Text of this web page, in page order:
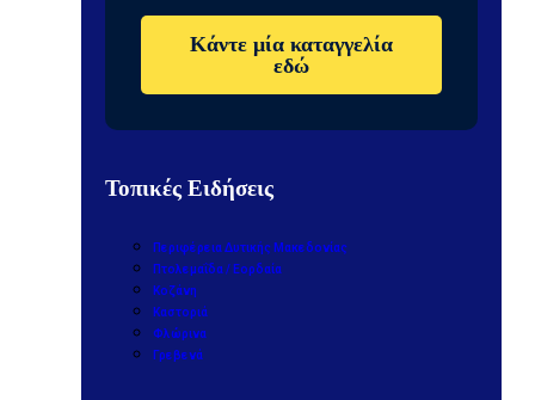
Κάντε μία καταγγελία
εδώ
Τοπικές Ειδήσεις
Περιφέρεια Δυτικής Μακεδονίας
Πτολεμαΐδα / Εορδαία
Κοζάνη
Καστοριά
Φλώρινα
Γρεβενά